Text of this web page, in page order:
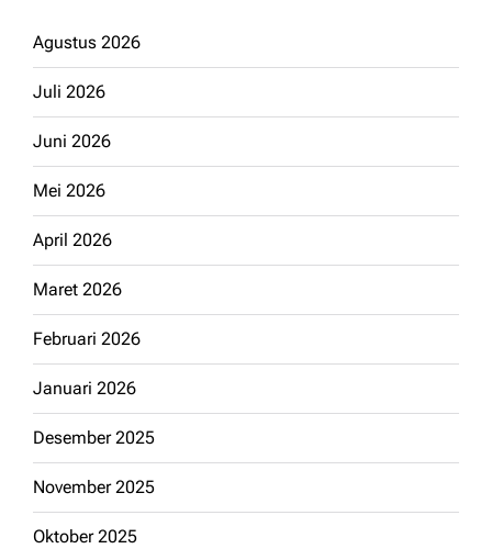
Agustus 2026
Juli 2026
Juni 2026
Mei 2026
April 2026
Maret 2026
Februari 2026
Januari 2026
Desember 2025
November 2025
Oktober 2025